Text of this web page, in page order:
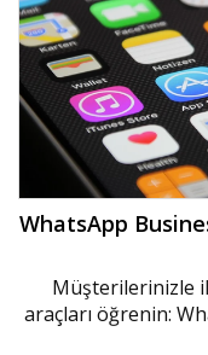
WhatsApp
Müşterilerinizle
araçları öğrenin: